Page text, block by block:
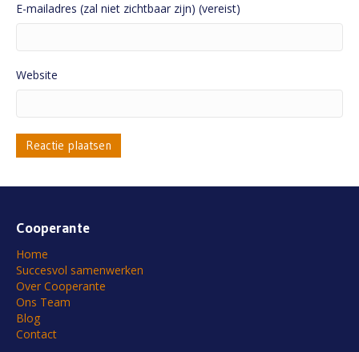
E-mailadres (zal niet zichtbaar zijn) (vereist)
Website
Cooperante
Home
Succesvol samenwerken
Over Cooperante
Ons Team
Blog
Contact